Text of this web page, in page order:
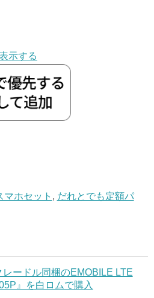
示する
マホセット , だれとでも定額パ
ードル同梱のEMOBILE LTE
』を白ロムで購入